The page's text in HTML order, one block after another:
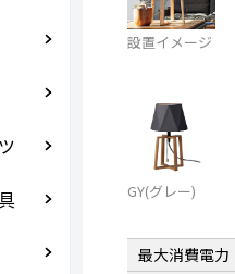
設置イメージ
GY(グレー)
最大消費電力